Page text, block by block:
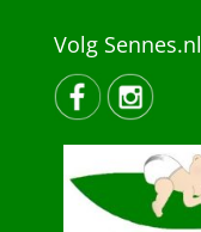
Volg Sennes.nl